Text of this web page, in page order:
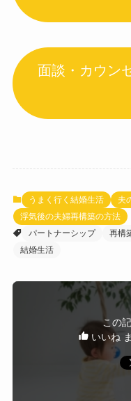
面談・カウン
うまく行く結婚生活
夫
浮気後の夫婦再構築の方法
パートナーシップ
再構
結婚生活
この
いいね